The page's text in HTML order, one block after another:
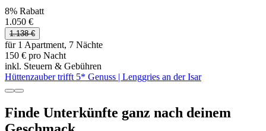
8% Rabatt
1.050 €
1.138 €
für 1 Apartment, 7 Nächte
150 € pro Nacht
inkl. Steuern & Gebühren
Hüttenzauber trifft 5* Genuss | Lenggries an der Isar
Finde Unterkünfte ganz nach deinem